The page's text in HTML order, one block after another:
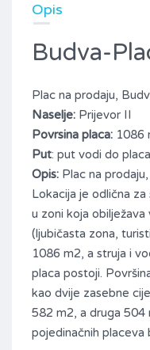
Opis
Budva-
Plac na prodaju,
Naselje: Prijevor II
Povrsina placa: 1086
Put: put vodi do placa
Opis: Plac na
Lokacija je odlična za
u zoni koja
(ljubičasta zona,
1086 m2, a struja i
placa postoji.
kao dvije zasebne
582 m2, a druga 504
pojedinačnih placeva